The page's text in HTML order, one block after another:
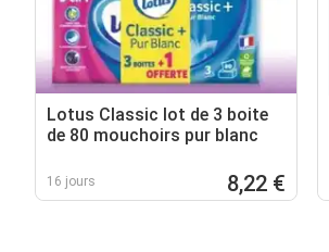
Lotus Classic lot de 3 boite
de 80 mouchoirs pur blanc
16 jours 8,22 €